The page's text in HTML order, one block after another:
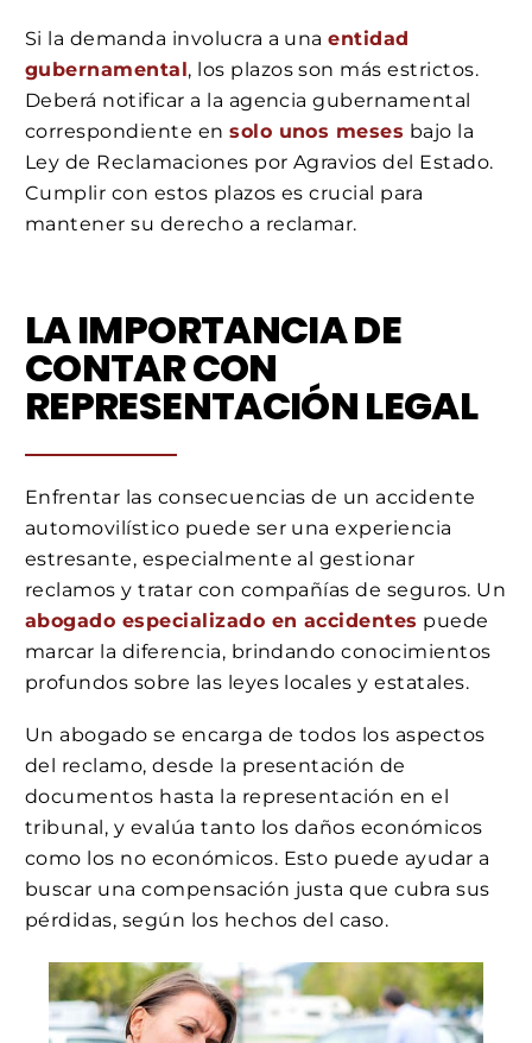
Si la demanda involucra a unaentidad
gubernamental, los plazos son más estrictos.
Deberá notificar a la agencia gubernamental
correspondiente ensolo unos meses bajo la
Ley de Reclamaciones por Agravios del Estado.
Cumplir con estos plazos es crucial para
mantener su derecho a reclamar.
LA IMPORTANCIA DE
CONTAR CON
REPRESENTACIÓN LEGAL
Enfrentar las consecuencias de un accidente
automovilístico puede ser una experiencia
estresante, especialmente al gestionar
reclamos y tratar con compañías de seguros. Un
abogado especializado en accidentes puede
marcar la diferencia, brindando conocimientos
profundos sobre las leyes locales y estatales.
Un abogado se encarga de todos los aspectos
del reclamo, desde la presentación de
documentos hasta la representación en el
tribunal, y evalúa tanto los daños económicos
como los no económicos. Esto puede ayudar a
buscar una compensación justa que cubra sus
pérdidas, según los hechos del caso.